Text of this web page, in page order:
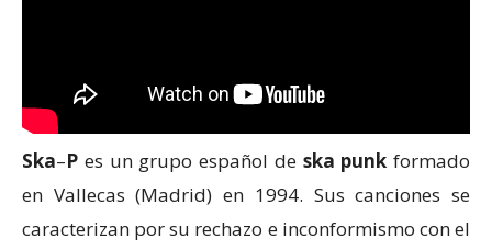
Ska–P es un grupo español de ska punk formado
en Vallecas (Madrid) en 1994. Sus canciones se
caracterizan por su rechazo e inconformismo con el